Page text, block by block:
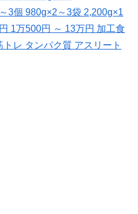
3個 980g×2～3袋 2,200g×1
1万500円 ～ 13万円 加工食
レ タンパク質 アスリート